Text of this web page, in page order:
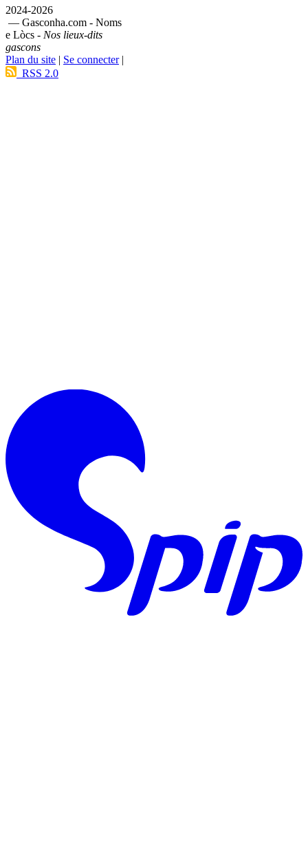
2024-2026
— Gasconha.com - Noms
e Lòcs - Nos lieux-dits
gascons
Plan du site | Se connecter|
RSS 2.0